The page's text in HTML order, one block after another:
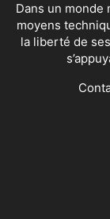
Dans un monde
moyens
la liberté de